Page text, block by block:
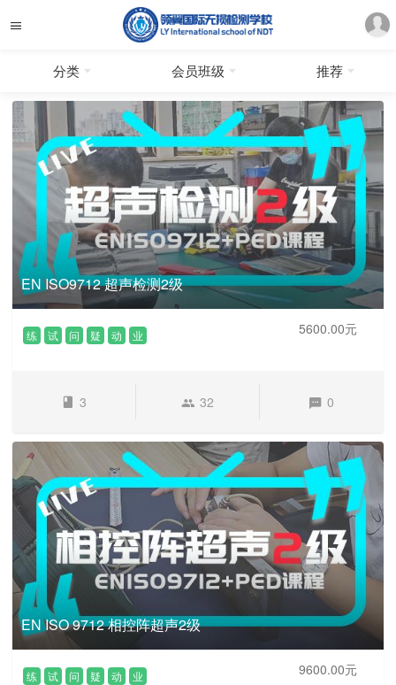
分类 会员班级 推荐
EN ISO9712 超声检测2级
练 试 问 疑 动 业 5600.00元
3 32 0
EN ISO 9712 相控阵超声2级
练 试 问 疑 动 业 9600.00元